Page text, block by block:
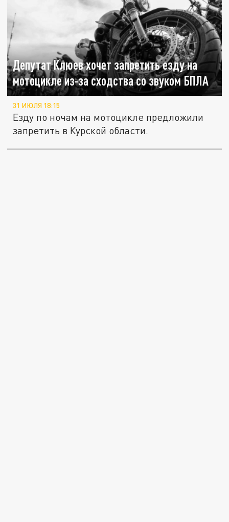
Депутат Клюев хочет запретить езду на
мотоцикле из-за сходства со звуком БПЛА
31 ИЮЛЯ 18:15
Езду по ночам на мотоцикле предложили
запретить в Курской области.